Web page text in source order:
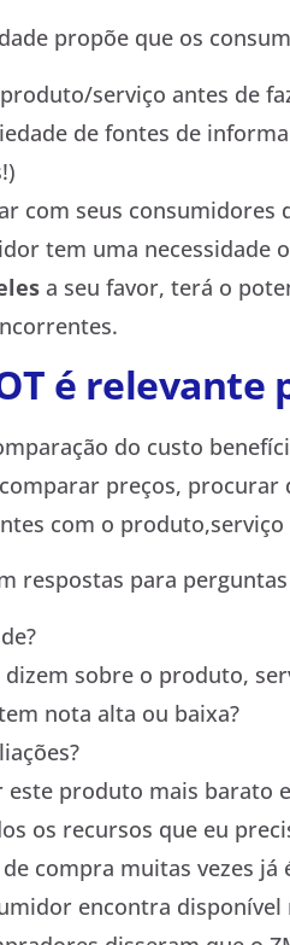
propõe que os
serviço antes de
de fontes de
com seus
tem uma necessidade
a seu favor, terá o
é relevante
do custo
preços, procurar
com o produto,serviço
respostas para
dizem sobre o produto,
nota alta ou baixa?
este produto mais barato
os recursos que eu
compra muitas vezes já
encontra